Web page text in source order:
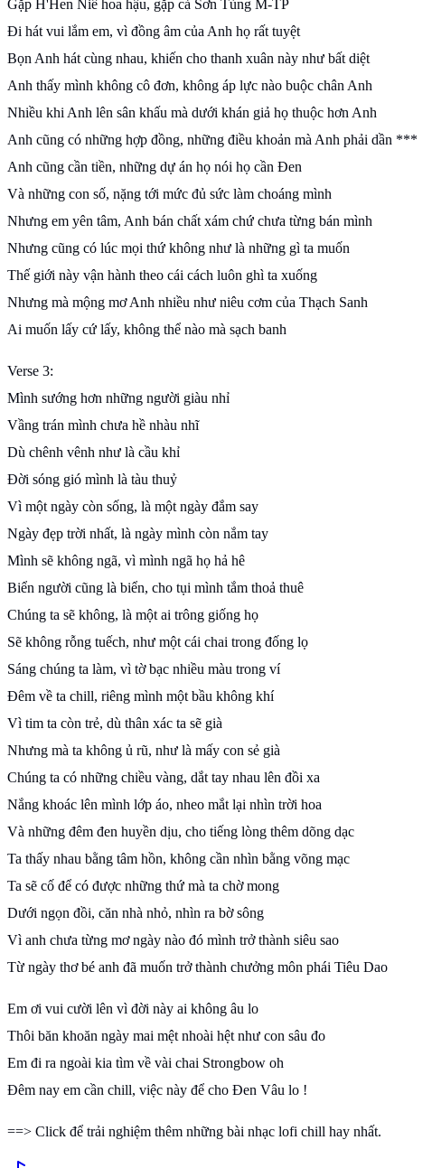
Gặp H'Hen Niê hoa hậu, gặp cả Sơn Tùng M-TP
Đi hát vui lắm em, vì đồng âm của Anh họ rất tuyệt
Bọn Anh hát cùng nhau, khiến cho thanh xuân này như bất diệt
Anh thấy mình không cô đơn, không áp lực nào buộc chân Anh
Nhiều khi Anh lên sân khấu mà dưới khán giả họ thuộc hơn Anh
Anh cũng có những hợp đồng, những điều khoản mà Anh phải dần ***
Anh cũng cần tiền, những dự án họ nói họ cần Đen
Và những con số, nặng tới mức đủ sức làm choáng mình
Nhưng em yên tâm, Anh bán chất xám chứ chưa từng bán mình
Nhưng cũng có lúc mọi thứ không như là những gì ta muốn
Thế giới này vận hành theo cái cách luôn ghì ta xuống
Nhưng mà mộng mơ Anh nhiều như niêu cơm của Thạch Sanh
Ai muốn lấy cứ lấy, không thể nào mà sạch banh
Verse 3:
Mình sướng hơn những người giàu nhỉ
Vầng trán mình chưa hề nhàu nhĩ
Dù chênh vênh như là cầu khỉ
Đời sóng gió mình là tàu thuỷ
Vì một ngày còn sống, là một ngày đắm say
Ngày đẹp trời nhất, là ngày mình còn nắm tay
Mình sẽ không ngã, vì mình ngã họ hả hê
Biển người cũng là biển, cho tụi mình tắm thoả thuê
Chúng ta sẽ không, là một ai trông giống họ
Sẽ không rỗng tuếch, như một cái chai trong đống lọ
Sáng chúng ta làm, vì tờ bạc nhiều màu trong ví
Đêm về ta chill, riêng mình một bầu không khí
Vì tim ta còn trẻ, dù thân xác ta sẽ già
Nhưng mà ta không ủ rũ, như là mấy con sẻ già
Chúng ta có những chiều vàng, dắt tay nhau lên đồi xa
Nắng khoác lên mình lớp áo, nheo mắt lại nhìn trời hoa
Và những đêm đen huyền dịu, cho tiếng lòng thêm dõng dạc
Ta thấy nhau bằng tâm hồn, không cần nhìn bằng võng mạc
Ta sẽ cố để có được những thứ mà ta chờ mong
Dưới ngọn đồi, căn nhà nhỏ, nhìn ra bờ sông
Vì anh chưa từng mơ ngày nào đó mình trở thành siêu sao
Từ ngày thơ bé anh đã muốn trở thành chưởng môn phái Tiêu Dao
Em ơi vui cười lên vì đời này ai không âu lo
Thôi băn khoăn ngày mai mệt nhoài hệt như con sâu đo
Em đi ra ngoài kia tìm về vài chai Strongbow oh
Đêm nay em cần chill, việc này để cho Đen Vâu lo !
==> Click để trải nghiệm thêm những bài nhạc lofi chill hay nhất.